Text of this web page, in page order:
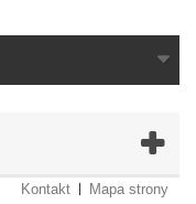
Kontakt Mapa strony